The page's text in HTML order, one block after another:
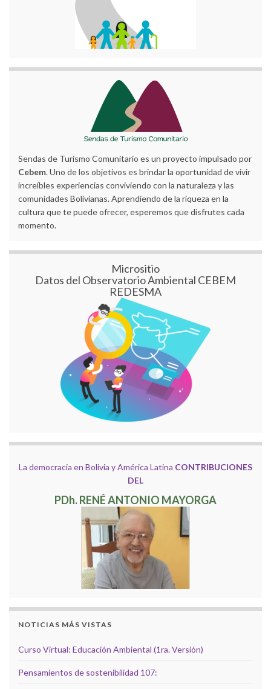
Sendas de Turismo Comunitario es un proyecto impulsado por
Cebem. Uno de los objetivos es brindar la oportunidad de vivir
increíbles experiencias conviviendo con la naturaleza y las
comunidades Bolivianas. Aprendiendo de la riqueza en la
cultura que te puede ofrecer, esperemos que disfrutes cada
momento.
Micrositio
Datos del Observatorio Ambiental CEBEM
REDESMA
La democracia en Bolivia y América Latina CONTRIBUCIONES
DEL
PDh. RENÉ ANTONIO MAYORGA
NOTICIAS MÁS VISTAS
Curso Virtual: Educación Ambiental (1ra. Versión)
Pensamientos de sostenibilidad 107: